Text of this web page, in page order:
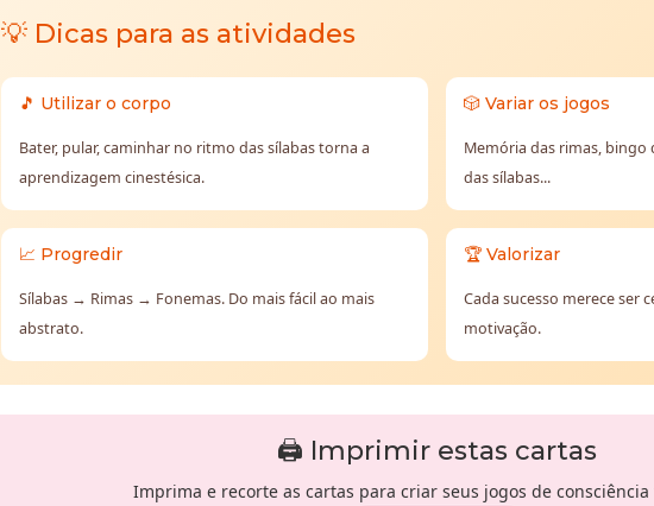
💡 Dicas para as atividades
🎵 Utilizar o corpo
Bater, pular, caminhar no ritmo das sílabas torna a
aprendizagem cinestésica.
🎲 Variar os jogos
Memória das rimas, bingo
das sílabas...
📈 Progredir
Sílabas → Rimas → Fonemas. Do mais fácil ao mais
abstrato.
🏆 Valorizar
Cada sucesso merece ser
motivação.
🖨️ Imprimir estas cartas
Imprima e recorte as cartas para criar seus jogos de